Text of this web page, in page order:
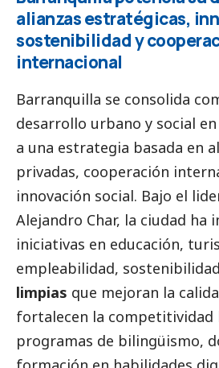
alianzas estratégicas,
sostenibilidad y
internacional
Barranquilla se consolida
desarrollo urbano y social en
a una estrategia basada en
privadas, cooperación
innovación social. Bajo el
Alejandro Char, la ciudad ha
iniciativas en educación,
empleabilidad,
limpias que mejoran la
fortalecen la competitividad
programas de bilingüismo,